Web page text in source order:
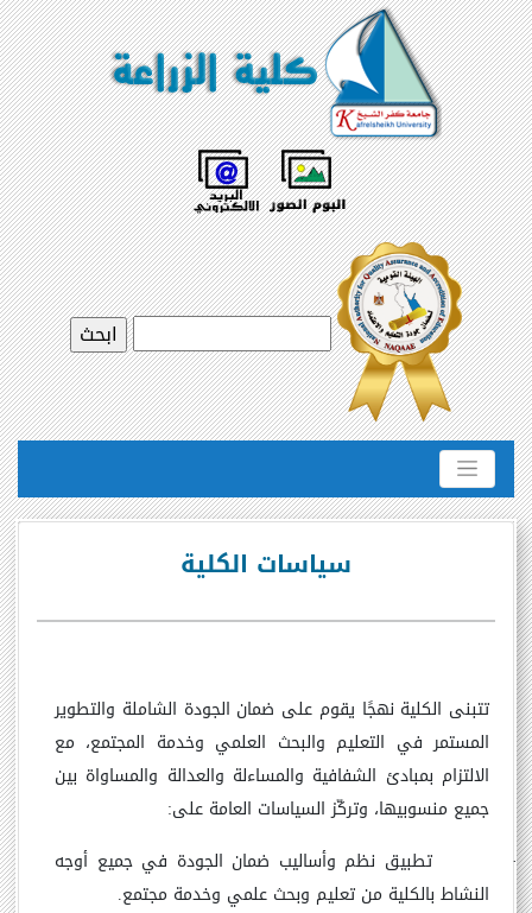
سياسات الكلية
تتبنى الكلية نهجًا يقوم على ضمان الجودة الشاملة والتطوير
المستمر في التعليم والبحث العلمي وخدمة المجتمع، مع
الالتزام بمبادئ الشفافية والمساءلة والعدالة والمساواة بين
جميع منسوبيها، وتركّز السياسات العامة على:
·
تطبيق نظم وأساليب ضمان الجودة في جميع أوجه
النشاط بالكلية من تعليم وبحث علمي وخدمة مجتمع.